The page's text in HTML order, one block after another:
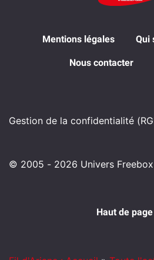
Mentions légales Qui
Nous contacter
Gestion de la confidentialité
© 2005 - 2026 Univers Freebox
Haut de page